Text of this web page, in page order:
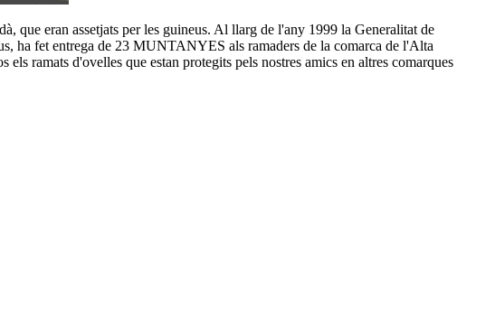
que eran assetjats per les guineus. Al llarg de l'any 1999 la Generalitat de
ha fet entrega de 23 MUNTANYES als ramaders de la comarca de l'Alta
ramats d'ovelles que estan protegits pels nostres amics en altres comarques